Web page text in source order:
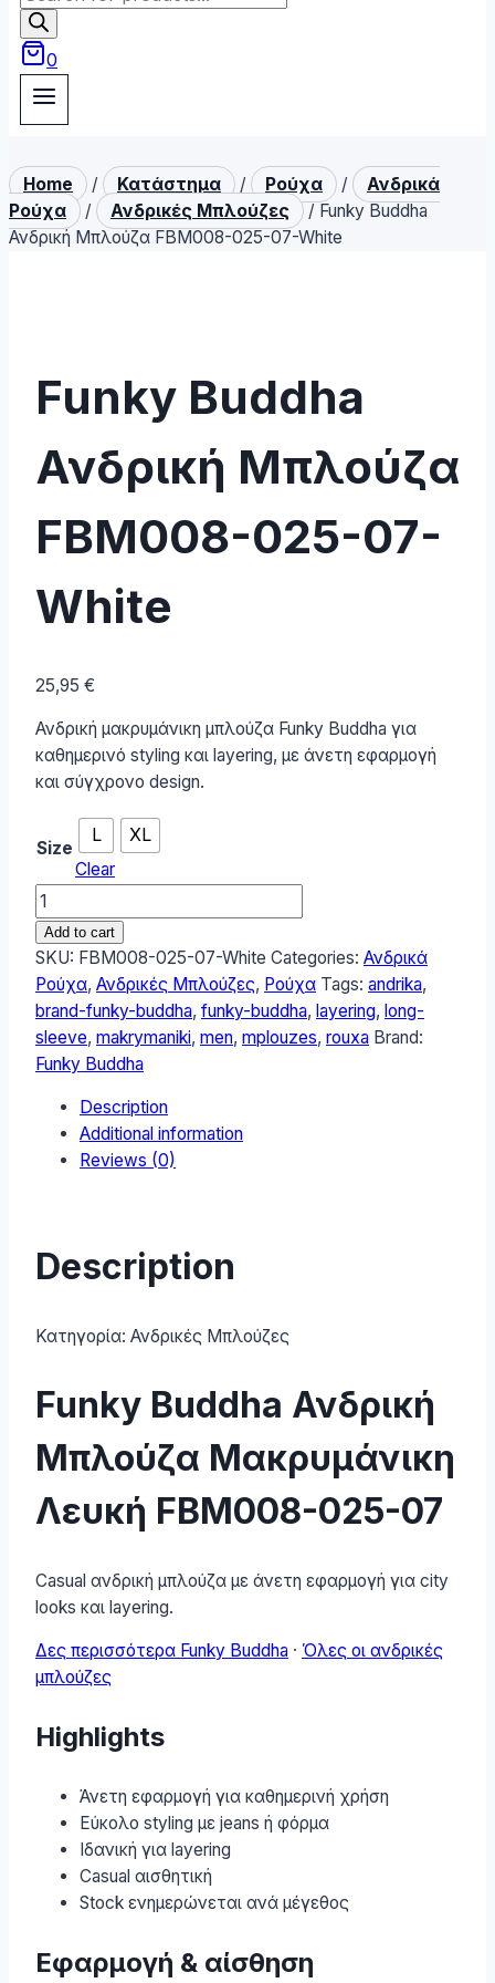
search
0
Home / Κατάστημα / Ρούχα /
Ανδρικά
Ρούχα
/ Ανδρικές Μπλούζες / Funky Buddha
Ανδρική Μπλούζα FBM008-025-07-White
Funky Buddha
Ανδρική Μπλούζα
FBM008-025-07-
White
25,95 €
Ανδρική μακρυμάνικη μπλούζα Funky Buddha για
καθημερινό styling και layering, με άνετη εφαρμογή
και σύγχρονο design.
Size
L XL
Clear
Funky
Buddha
Ανδρική
Μπλούζα
FBM008-
025-
07-
quantity
Add to cart
SKU: FBM008-025-07-White Categories: Ανδρικά
Ρούχα, Ανδρικές Μπλούζες, Ρούχα Tags: andrika,
brand-funky-buddha, funky-buddha, layering, long-
sleeve, makrymaniki, men, mplouzes, rouxa Brand:
Funky Buddha
Description
Additional information
Reviews (0)
Description
Κατηγορία: Ανδρικές Μπλούζες
Funky Buddha Ανδρική
Μπλούζα Μακρυμάνικη
Λευκή FBM008-025-07
Casual ανδρική μπλούζα με άνετη εφαρμογή για city
looks και layering.
Δες περισσότερα Funky Buddha · Όλες οι ανδρικές
μπλούζες
Highlights
Άνετη εφαρμογή για καθημερινή χρήση
Εύκολο styling με jeans ή φόρμα
Ιδανική για layering
Casual αισθητική
Stock ενημερώνεται ανά μέγεθος
Εφαρμογή & αίσθηση